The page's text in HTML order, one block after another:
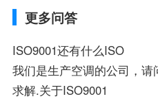
更多问答
ISO9001还有什么ISO
求解.关于ISO9001